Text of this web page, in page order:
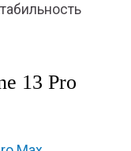
13 Pro